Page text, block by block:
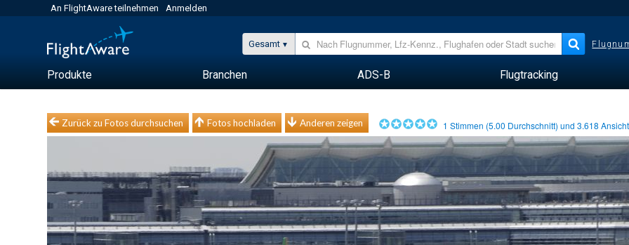
An FlightAware teilnehmen Anmelden
Gesamt
Produkte Branchen ADS-B Flugtracking
Zurück zu Fotos durchsuchen Fotos hochladen Anderen zeigen 1 Stimmen (5.00 Durchschnitt) und3.618